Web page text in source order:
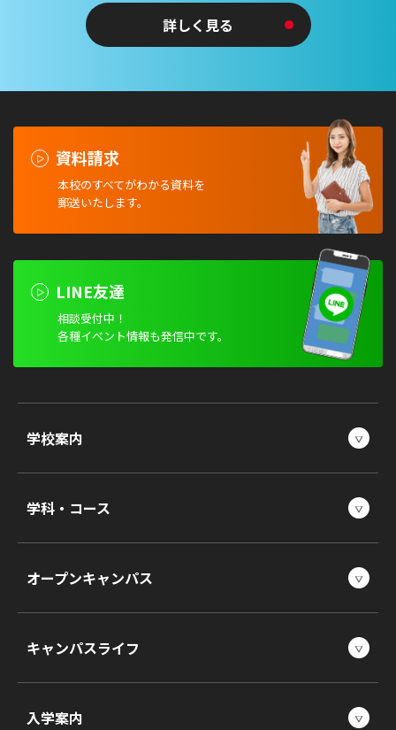
詳しく見る
資料請求
本校のすべてがわかる資料を
郵送いたします。
LINE友達
相談受付中！
各種イベント情報も発信中です。
学校案内
学科・コース
オープンキャンパス
キャンパスライフ
入学案内